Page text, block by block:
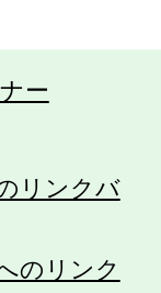
ー
リンクバ
のリンク